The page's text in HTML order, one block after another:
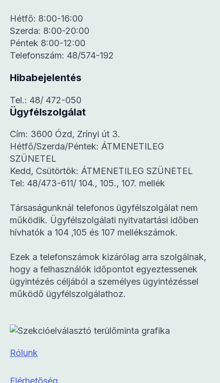
Hétfő: 8:00-16:00
Szerda: 8:00-20:00
Péntek 8:00-12:00
Telefonszám: 48/574-192
Hibabejelentés
Tel.: 48/ 472-050
Ügyfélszolgálat
Cím: 3600 Ózd, Zrínyi út 3.
Hétfő/Szerda/Péntek: ÁTMENETILEG
SZÜNETEL
Kedd, Csütörtök: ÁTMENETILEG SZÜNETEL
Tel: 48/473-611/ 104., 105., 107. mellék
Társaságunknál telefonos ügyfélszolgálat nem
működik. Ügyfélszolgálati nyitvatartási időben
hívhatók a 104 ,105 és 107 mellékszámok.
Ezek a telefonszámok kizárólag arra szolgálnak,
hogy a felhasználók időpontot egyeztessenek
ügyintézés céljából a személyes ügyintézéssel
működő ügyfélszolgálathoz.
Rólunk